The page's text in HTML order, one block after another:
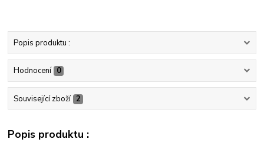
Popis produktu :
Hodnocení 0
Související zboží 2
Popis produktu :